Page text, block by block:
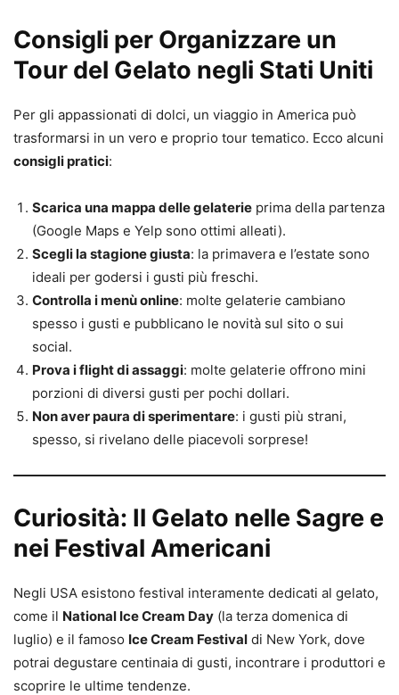
Consigli per Organizzare un
Tour del Gelato negli Stati Uniti
Per gli appassionati di dolci, un viaggio in America può
trasformarsi in un vero e proprio tour tematico. Ecco alcuni
consigli pratici:
Scarica una mappa delle gelaterie prima della partenza
(Google Maps e Yelp sono ottimi alleati).
Scegli la stagione giusta: la primavera e l’estate sono
ideali per godersi i gusti più freschi.
Controlla i menù online: molte gelaterie cambiano
spesso i gusti e pubblicano le novità sul sito o sui
social.
Prova i flight di assaggi: molte gelaterie offrono mini
porzioni di diversi gusti per pochi dollari.
Non aver paura di sperimentare: i gusti più strani,
spesso, si rivelano delle piacevoli sorprese!
Curiosità: Il Gelato nelle Sagre e
nei Festival Americani
Negli USA esistono festival interamente dedicati al gelato,
come il National Ice Cream Day (la terza domenica di
luglio) e il famoso Ice Cream Festival di New York, dove
potrai degustare centinaia di gusti, incontrare i produttori e
scoprire le ultime tendenze.